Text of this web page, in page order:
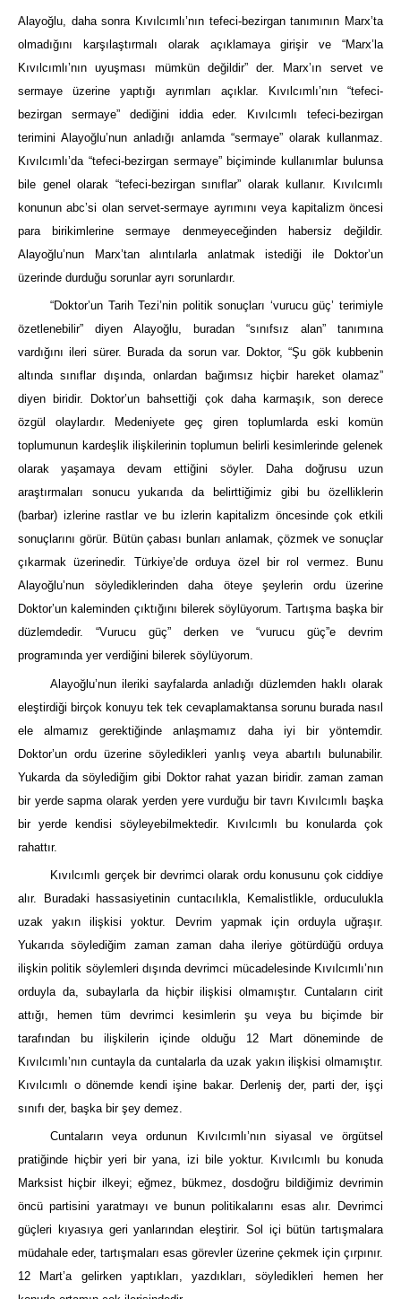
Alayoğlu, daha sonra Kıvılcımlı’nın tefeci-bezirgan tanımının Marx’ta
olmadığını karşılaştırmalı olarak açıklamaya girişir ve “Marx’la
Kıvılcımlı’nın uyuşması mümkün değildir” der. Marx’ın servet ve
sermaye üzerine yaptığı ayrımları açıklar. Kıvılcımlı’nın “tefeci-
bezirgan sermaye” dediğini iddia eder. Kıvılcımlı tefeci-bezirgan
terimini Alayoğlu’nun anladığı anlamda “sermaye” olarak kullanmaz.
Kıvılcımlı’da “tefeci-bezirgan sermaye” biçiminde kullanımlar bulunsa
bile genel olarak “tefeci-bezirgan sınıflar” olarak kullanır. Kıvılcımlı
konunun abc’si olan servet-sermaye ayrımını veya kapitalizm öncesi
para birikimlerine sermaye denmeyeceğinden habersiz değildir.
Alayoğlu’nun Marx’tan alıntılarla anlatmak istediği ile Doktor’un
üzerinde durduğu sorunlar ayrı sorunlardır.
“Doktor’un Tarih Tezi’nin politik sonuçları ‘vurucu güç’ terimiyle
özetlenebilir” diyen Alayoğlu, buradan “sınıfsız alan” tanımına
vardığını ileri sürer. Burada da sorun var. Doktor, “Şu gök kubbenin
altında sınıflar dışında, onlardan bağımsız hiçbir hareket olamaz”
diyen biridir. Doktor’un bahsettiği çok daha karmaşık, son derece
özgül olaylardır. Medeniyete geç giren toplumlarda eski komün
toplumunun kardeşlik ilişkilerinin toplumun belirli kesimlerinde gelenek
olarak yaşamaya devam ettiğini söyler. Daha doğrusu uzun
araştırmaları sonucu yukarıda da belirttiğimiz gibi bu özelliklerin
(barbar) izlerine rastlar ve bu izlerin kapitalizm öncesinde çok etkili
sonuçlarını görür. Bütün çabası bunları anlamak, çözmek ve sonuçlar
çıkarmak üzerinedir. Türkiye’de orduya özel bir rol vermez. Bunu
Alayoğlu’nun söylediklerinden daha öteye şeylerin ordu üzerine
Doktor’un kaleminden çıktığını bilerek söylüyorum. Tartışma başka bir
düzlemdedir. “Vurucu güç” derken ve “vurucu güç”e devrim
programında yer verdiğini bilerek söylüyorum.
Alayoğlu’nun ileriki sayfalarda anladığı düzlemden haklı olarak
eleştirdiği birçok konuyu tek tek cevaplamaktansa sorunu burada nasıl
ele almamız gerektiğinde anlaşmamız daha iyi bir yöntemdir.
Doktor’un ordu üzerine söyledikleri yanlış veya abartılı bulunabilir.
Yukarda da söylediğim gibi Doktor rahat yazan biridir. zaman zaman
bir yerde sapma olarak yerden yere vurduğu bir tavrı Kıvılcımlı başka
bir yerde kendisi söyleyebilmektedir. Kıvılcımlı bu konularda çok
rahattır.
Kıvılcımlı gerçek bir devrimci olarak ordu konusunu çok ciddiye
alır. Buradaki hassasiyetinin cuntacılıkla, Kemalistlikle, orduculukla
uzak yakın ilişkisi yoktur. Devrim yapmak için orduyla uğraşır.
Yukarıda söylediğim zaman zaman daha ileriye götürdüğü orduya
ilişkin politik söylemleri dışında devrimci mücadelesinde Kıvılcımlı’nın
orduyla da, subaylarla da hiçbir ilişkisi olmamıştır. Cuntaların cirit
attığı, hemen tüm devrimci kesimlerin şu veya bu biçimde bir
tarafından bu ilişkilerin içinde olduğu 12 Mart döneminde de
Kıvılcımlı’nın cuntayla da cuntalarla da uzak yakın ilişkisi olmamıştır.
Kıvılcımlı o dönemde kendi işine bakar. Derleniş der, parti der, işçi
sınıfı der, başka bir şey demez.
Cuntaların veya ordunun Kıvılcımlı’nın siyasal ve örgütsel
pratiğinde hiçbir yeri bir yana, izi bile yoktur. Kıvılcımlı bu konuda
Marksist hiçbir ilkeyi; eğmez, bükmez, dosdoğru bildiğimiz devrimin
öncü partisini yaratmayı ve bunun politikalarını esas alır. Devrimci
güçleri kıyasıya geri yanlarından eleştirir. Sol içi bütün tartışmalara
müdahale eder, tartışmaları esas görevler üzerine çekmek için çırpınır.
12 Mart’a gelirken yaptıkları, yazdıkları, söyledikleri hemen her